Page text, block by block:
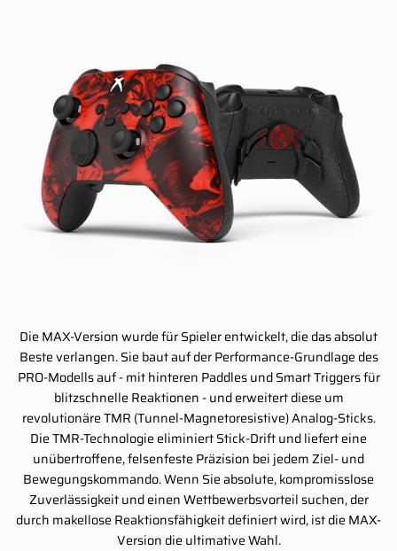
Die MAX-Version wurde für Spieler entwickelt, die das absolut
Beste verlangen. Sie baut auf der Performance-Grundlage des
PRO-Modells auf - mit hinteren Paddles und Smart Triggers für
blitzschnelle Reaktionen - und erweitert diese um
revolutionäre TMR (Tunnel-Magnetoresistive) Analog-Sticks.
Die TMR-Technologie eliminiert Stick-Drift und liefert eine
unübertroffene, felsenfeste Präzision bei jedem Ziel- und
Bewegungskommando. Wenn Sie absolute, kompromisslose
Zuverlässigkeit und einen Wettbewerbsvorteil suchen, der
durch makellose Reaktionsfähigkeit definiert wird, ist die MAX-
Version die ultimative Wahl.